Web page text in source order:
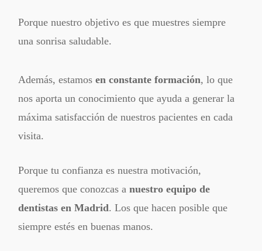
Porque nuestro objetivo es que muestres siempre
una sonrisa saludable.
Además, estamosen constante formación, lo que
nos aporta un conocimiento que ayuda a generar la
máxima satisfacción de nuestros pacientes en cada
visita.
Porque tu confianza es nuestra motivación,
queremos que conozcas anuestro equipo de
dentistas en Madrid. Los que hacen posible que
siempre estés en buenas manos.